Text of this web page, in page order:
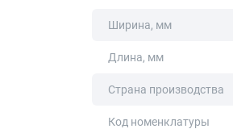
Ширина, мм
Длина, мм
Страна производства
Код номенклатуры